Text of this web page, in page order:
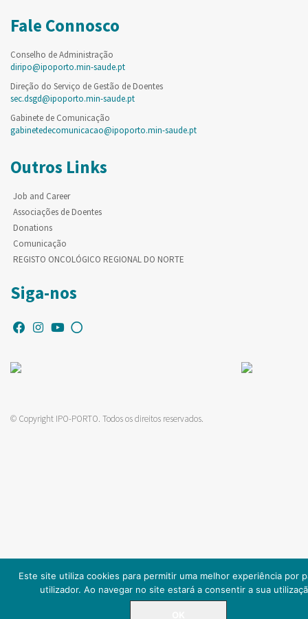
Fale Connosco
Conselho de Administração
diripo@ipoporto.min-saude.pt
Direção do Serviço de Gestão de Doentes
sec.dsgd@ipoporto.min-saude.pt
Gabinete de Comunicação
gabinetedecomunicacao@ipoporto.min-saude.pt
Outros Links
Job and Career
Associações de Doentes
Donations
Comunicação
REGISTO ONCOLÓGICO REGIONAL DO NORTE
Siga-nos
© Copyright IPO-PORTO. Todos os direitos reservados.
Este site utiliza cookies para permitir uma melhor experiência por
utilizador. Ao navegar no site estará a consentir a sua